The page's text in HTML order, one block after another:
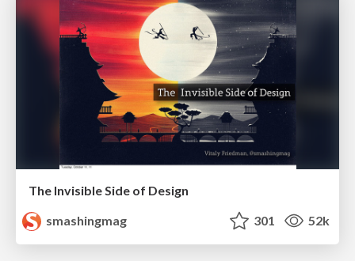
The Invisible Side of Design
smashingmag
301 52k